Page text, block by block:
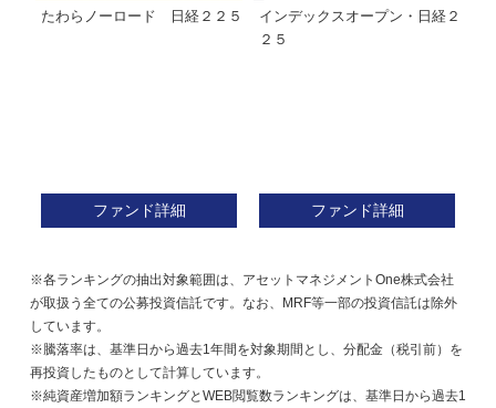
たわらノーロード 日経２２５
ファンド詳細
インデックスオープン・日経２
２５
ファンド詳細
※各ランキングの抽出対象範囲は、アセットマネジメントOne株式会社
が取扱う全ての公募投資信託です。なお、MRF等一部の投資信託は除外
しています。
※騰落率は、基準日から過去1年間を対象期間とし、分配金（税引前）を
再投資したものとして計算しています。
※純資産増加額ランキングとWEB閲覧数ランキングは、基準日から過去1